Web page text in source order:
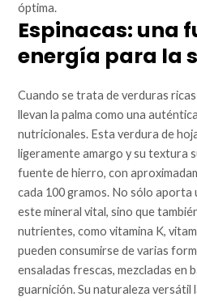
óptima.
Espinacas: una
energía para la
Cuando se trata de verduras
llevan la palma como una
nutricionales. Esta verdura de
ligeramente amargo y su textura
fuente de hierro, con
cada 100 gramos. No sólo aporta
este mineral vital, sino que
nutrientes, como vitamina K,
pueden consumirse de varias
ensaladas frescas, mezcladas en
guarnición. Su naturaleza versátil